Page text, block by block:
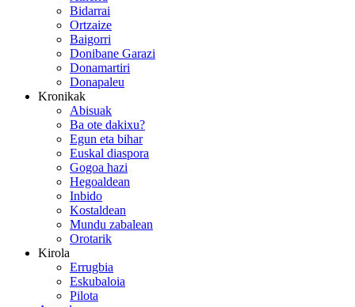
Bidarrai
Ortzaize
Baigorri
Donibane Garazi
Donamartiri
Donapaleu
Kronikak
Abisuak
Ba ote dakixu?
Egun eta bihar
Euskal diaspora
Gogoa hazi
Hegoaldean
Inbido
Kostaldean
Mundu zabalean
Orotarik
Kirola
Errugbia
Eskubaloia
Pilota